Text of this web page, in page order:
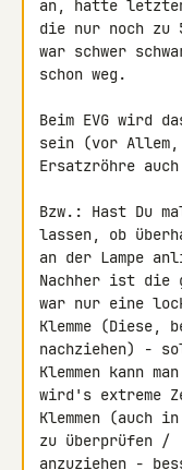
an, hatte
die nur noch zu
war schwer
schon weg.
Beim EVG wird
sein (vor Allem,
Ersatzröhre
Bzw.: Hast Du
lassen, ob
an der Lampe
Nachher ist die
war nur eine
Klemme (Diese,
nachziehen) -
Klemmen kann
wird's extreme
Klemmen (auch
zu überprüfen /
anzuziehen -